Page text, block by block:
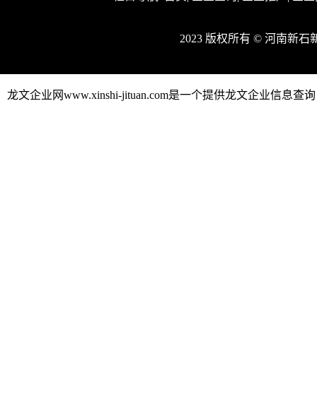
2023 版权所有 © 河南新
龙文企业网www.xinshi-jituan.com是一个提供龙文企业信息